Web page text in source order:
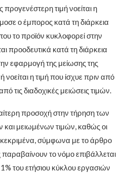
τιμή νοείται η
ο έμπορος κατά τη διάρκεια
το προϊόν κυκλοφορεί στην
προοδευτικά κατά τη διάρκεια
εφαρμογή της μείωσης της
νοείται η τιμή που ίσχυε πριν από
τις διαδοχικές μειώσεις τιμών.
προσοχή στην τήρηση των
μειωμένων τιμών, καθώς οι
σύμφωνα με το άρθρο
το νόμο επιβάλλεται
του ετήσιου κύκλου εργασιών